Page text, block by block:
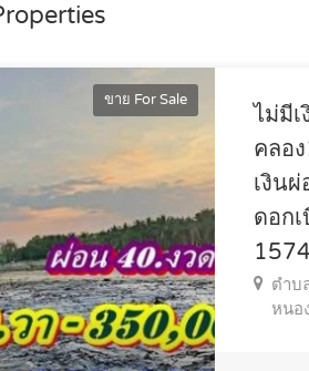
ขาย For Sale
ไม่มี
คลอ
เงิน
ดอก
ตำบ
หนอ